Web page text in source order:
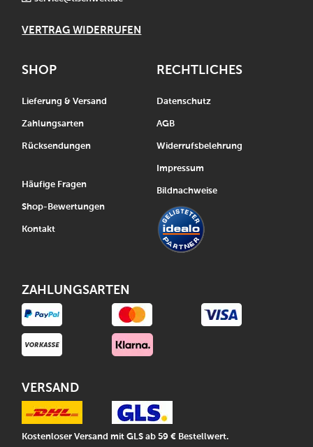
VERTRAG WIDERRUFEN
SHOP
Lieferung & Versand
Zahlungsarten
Rücksendungen
Häufige Fragen
Shop-Bewertungen
Kontakt
RECHTLICHES
Datenschutz
AGB
Widerrufsbelehrung
Impressum
Bildnachweise
ZAHLUNGSARTEN
VERSAND
Kostenloser Versand mit GLS ab 59 € Bestellwert.